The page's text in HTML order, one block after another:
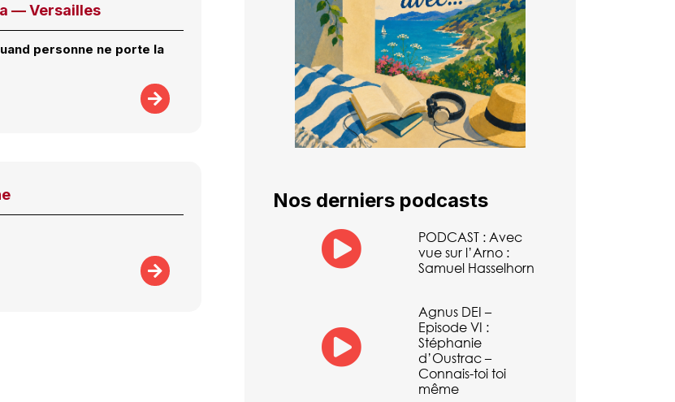
— Versailles
personne ne porte la
Nos derniers podcasts
PODCAST : Avec
vue sur l’Arno :
Samuel Hasselhorn
Agnus DEI –
Episode VI :
Stéphanie
d’Oustrac –
Connais-toi toi
même